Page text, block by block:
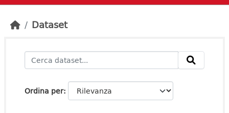
Dataset
Ordina per